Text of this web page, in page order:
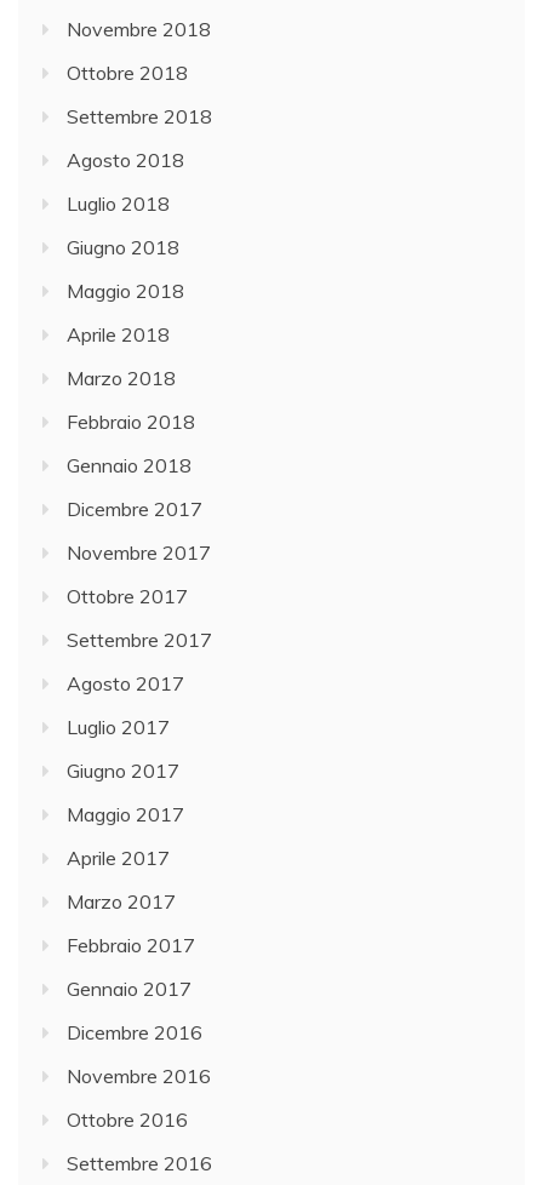
Novembre 2018
Ottobre 2018
Settembre 2018
Agosto 2018
Luglio 2018
Giugno 2018
Maggio 2018
Aprile 2018
Marzo 2018
Febbraio 2018
Gennaio 2018
Dicembre 2017
Novembre 2017
Ottobre 2017
Settembre 2017
Agosto 2017
Luglio 2017
Giugno 2017
Maggio 2017
Aprile 2017
Marzo 2017
Febbraio 2017
Gennaio 2017
Dicembre 2016
Novembre 2016
Ottobre 2016
Settembre 2016